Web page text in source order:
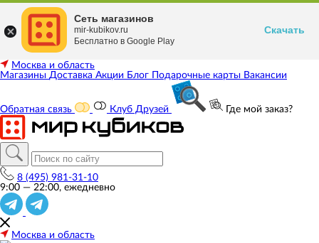
Москва и область
Магазины Доставка Акции Блог Подарочные карты Вакансии
Обратная связь Клуб Друзей Где мой заказ?
8 (495) 981-31-10
9:00 — 22:00, ежедневно
Москва и область
Сеть магазинов
mir-kubikov.ru
Бесплатно в Google Play
Скачать